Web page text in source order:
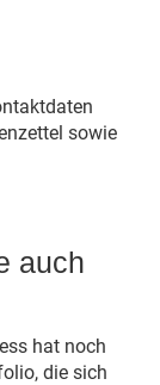
sowie
auch
hat noch
die sich